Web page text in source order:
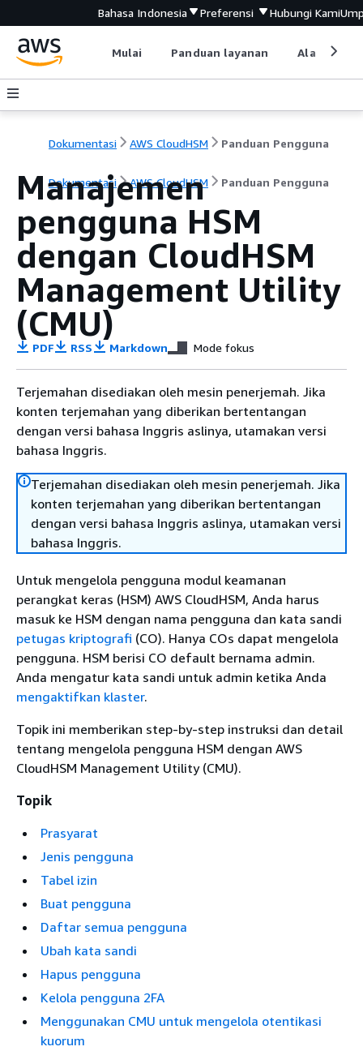
Bahasa Indonesia Preferensi Hubungi Kami
Mulai Panduan layanan Alat
Dokumentasi AWS CloudHSM Panduan Pengguna
Dokumentasi AWS CloudHSM Panduan Pengguna
Manajemen
pengguna HSM
dengan CloudHSM
Management Utility
(CMU)
PDF RSS Markdown Mode fokus
Terjemahan disediakan oleh mesin penerjemah. Jika
konten terjemahan yang diberikan bertentangan
dengan versi bahasa Inggris aslinya, utamakan versi
bahasa Inggris.
Terjemahan disediakan oleh mesin penerjemah. Jika
konten terjemahan yang diberikan bertentangan
dengan versi bahasa Inggris aslinya, utamakan versi
bahasa Inggris.
Untuk mengelola pengguna modul keamanan
perangkat keras (HSM) AWS CloudHSM, Anda harus
masuk ke HSM dengan nama pengguna dan kata sandi
petugas kriptografi (CO). Hanya COs dapat mengelola
pengguna. HSM berisi CO default bernama admin.
Anda mengatur kata sandi untuk admin ketika Anda
mengaktifkan klaster.
Topik ini memberikan step-by-step instruksi dan detail
tentang mengelola pengguna HSM dengan AWS
CloudHSM Management Utility (CMU).
Topik
Prasyarat
Jenis pengguna
Tabel izin
Buat pengguna
Daftar semua pengguna
Ubah kata sandi
Hapus pengguna
Kelola pengguna 2FA
Menggunakan CMU untuk mengelola otentikasi
kuorum